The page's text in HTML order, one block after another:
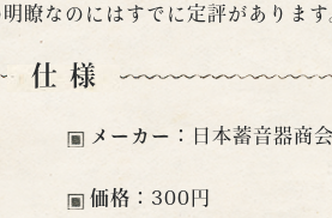
瞭なのにはすでに定評があります
仕様
メーカー： 日本蓄音器商
価格： 300円